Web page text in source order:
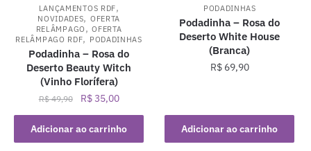
LANÇAMENTOS RDF,
NOVIDADES, OFERTA
RELÂMPAGO ,OFERTA
RELÂMPAGO RDF, PODADINHAS
Podadinha – Rosa do
Deserto Beauty Witch
(Vinho Florífera)
R$49,90
O
preço
original
era:
R$35,00O
preço
atual
é:
Adicionar ao carrinho
PODADINHAS
Podadinha – Rosa do
Deserto White House
(Branca)
R$69,90
Adicionar ao carrinho